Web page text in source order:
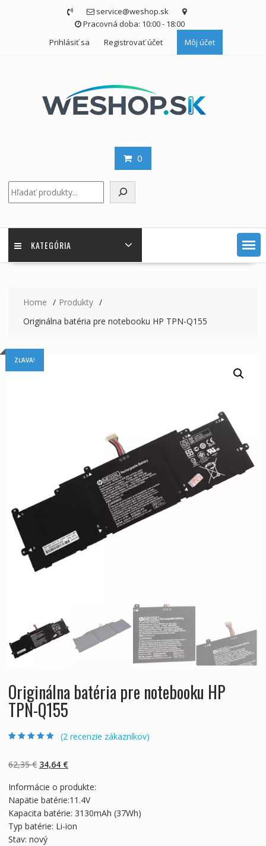
service@weshop.sk
Pracovná doba: 10:00 - 18:00
Prihlásiť sa
Registrovať účet Môj účet
0
KATEGÓRIA
Home
Produkty
Originálna batéria pre notebooku HP TPN-Q155
ZĽAVA!
Originálna batéria pre notebooku HP
TPN-Q155
zákazníckych
recenzií
(2 recenzie zákazníkov)
62,35€ Pôvodná
bola:
62,35 €.
34,64 €Aktuálna
je:
34,64 €.
Informácie o produkte:
Napätie batérie:11.4V
Kapacita batérie: 3130mAh (37Wh)
Typ batérie: Li-ion
Stav: nový